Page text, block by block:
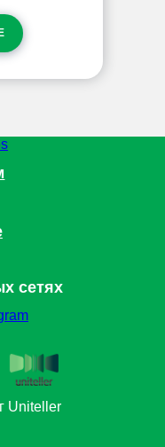
сетях
Uniteller